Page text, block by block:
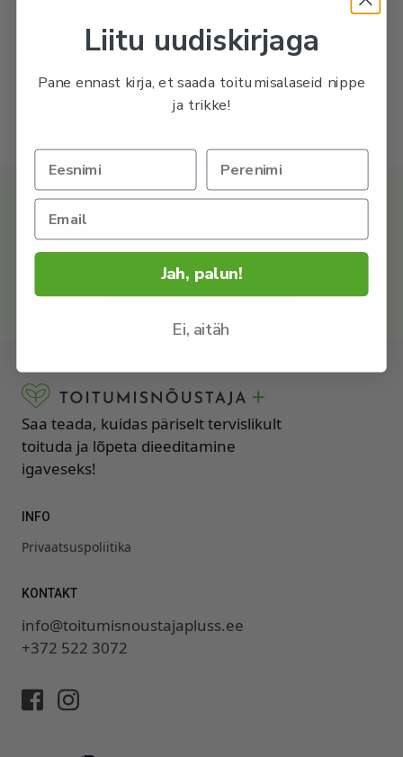
programmiga liitunutele.
LIITU PROGRAMMIGA
OSTA retseptikogumik, kust leiad 50+ tervislikku ja
imemaitsvat retsepti.
Saa teada, kuidas päriselt tervislikult
toituda ja lõpeta dieeditamine
igaveseks!
INFO
Privaatsuspoliitika
KONTAKT
info@toitumisnoustajapluss.ee
+372 522 3072
Liitu uudiskirjaga
Pane ennast kirja, et saada toitumisalaseid nippe
ja trikke!
Jah, palun!
Ei, aitäh